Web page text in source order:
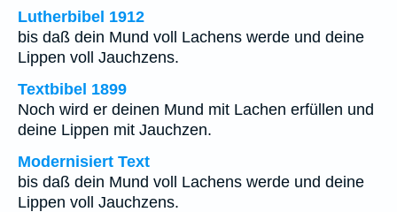
Lutherbibel 1912
bis daß dein Mund voll Lachens werde und deine
Lippen voll Jauchzens.
Textbibel 1899
Noch wird er deinen Mund mit Lachen erfüllen und
deine Lippen mit Jauchzen.
Modernisiert Text
bis daß dein Mund voll Lachens werde und deine
Lippen voll Jauchzens.